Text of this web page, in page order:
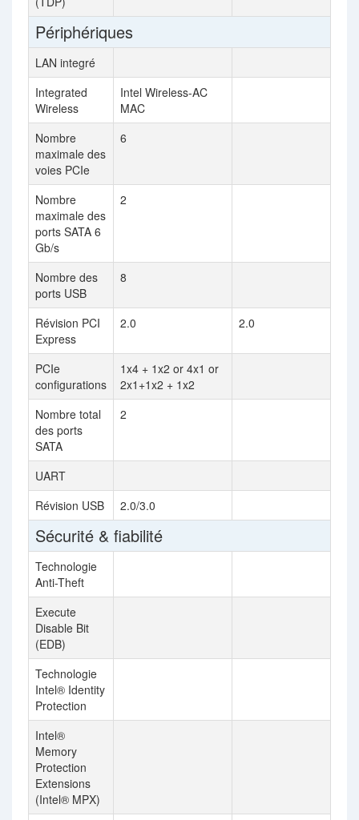
Périphériques
LAN integré
Integrated
Wireless
Intel Wireless-AC
MAC
Nombre
maximale des
voies PCIe
6
Nombre
maximale des
ports SATA 6
Gb/s
2
Nombre des
ports USB
8
Révision PCI
Express
2.0 2.0
PCIe
configurations
1x4 + 1x2 or 4x1 or
2x1+1x2 + 1x2
Nombre total
des ports
SATA
2
UART
Révision USB
2.0/3.0
Sécurité & fiabilité
Technologie
Anti-Theft
Execute
Disable Bit
(EDB)
Technologie
Intel® Identity
Protection
Intel®
Memory
Protection
Extensions
(Intel® MPX)